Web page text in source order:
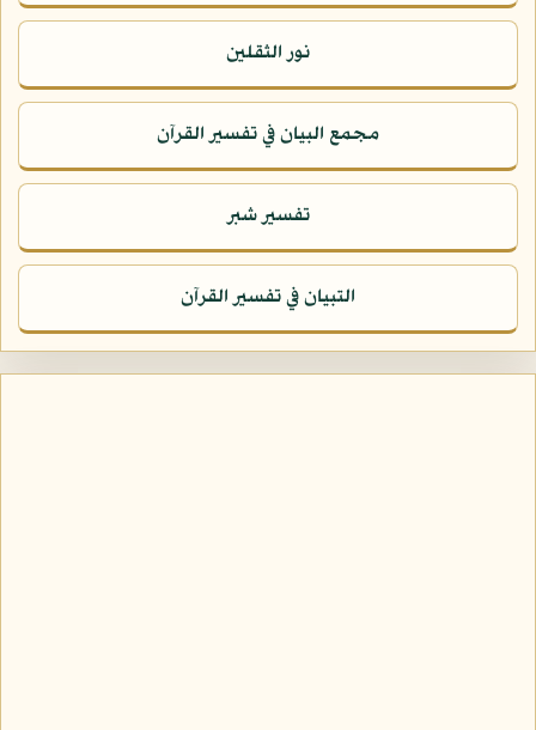
نور الثقلين
مجمع البيان في تفسير القرآن
تفسير شبر
التبيان في تفسير القرآن